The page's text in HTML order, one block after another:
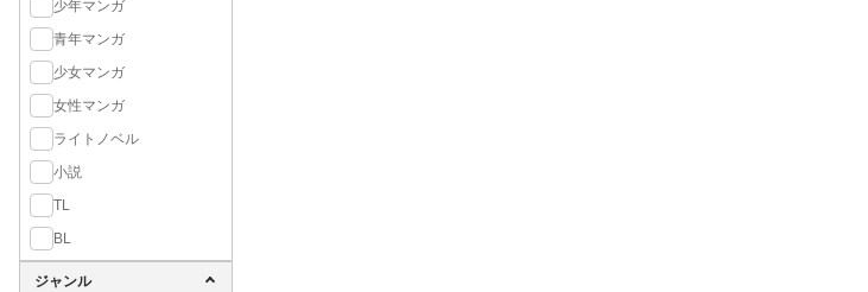
少年マンガ
青年マンガ
少女マンガ
女性マンガ
ライトノベル
小説
TL
BL
ジャンル